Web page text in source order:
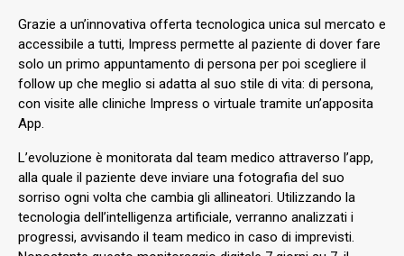
Grazie a un’innovativa offerta tecnologica unica sul mercato e
accessibile a tutti, Impress permette al paziente di dover fare
solo un primo appuntamento di persona per poi scegliere il
follow up che meglio si adatta al suo stile di vita: di persona,
con visite alle cliniche Impress o virtuale tramite un’apposita
App.
L’evoluzione è monitorata dal team medico attraverso l’app,
alla quale il paziente deve inviare una fotografia del suo
sorriso ogni volta che cambia gli allineatori. Utilizzando la
tecnologia dell’intelligenza artificiale, verranno analizzati i
progressi, avvisando il team medico in caso di imprevisti.